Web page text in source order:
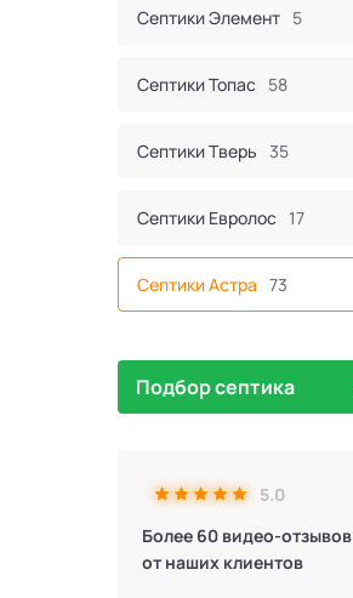
Септики Элемент 5
Септики Топас 58
Септики Тверь 35
Септики Евролос 17
Септики Астра 73
Септики КИТ 44
Септики Итал 16
Септики Bunker
Подбор септика
5.0
Более 60 видео-отзывов
от наших клиентов